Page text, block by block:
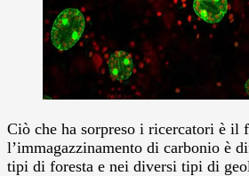
Ciò che ha sorpreso i ricercatori è il
l’immagazzinamento di carbonio è
tipi di foresta e nei diversi tipi di